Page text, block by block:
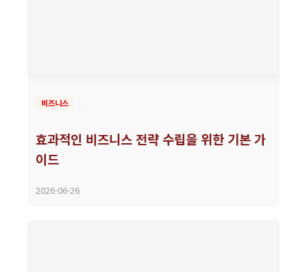
비즈니스
효과적인 비즈니스 전략 수립을 위한 기본 가
이드
2026-06-26